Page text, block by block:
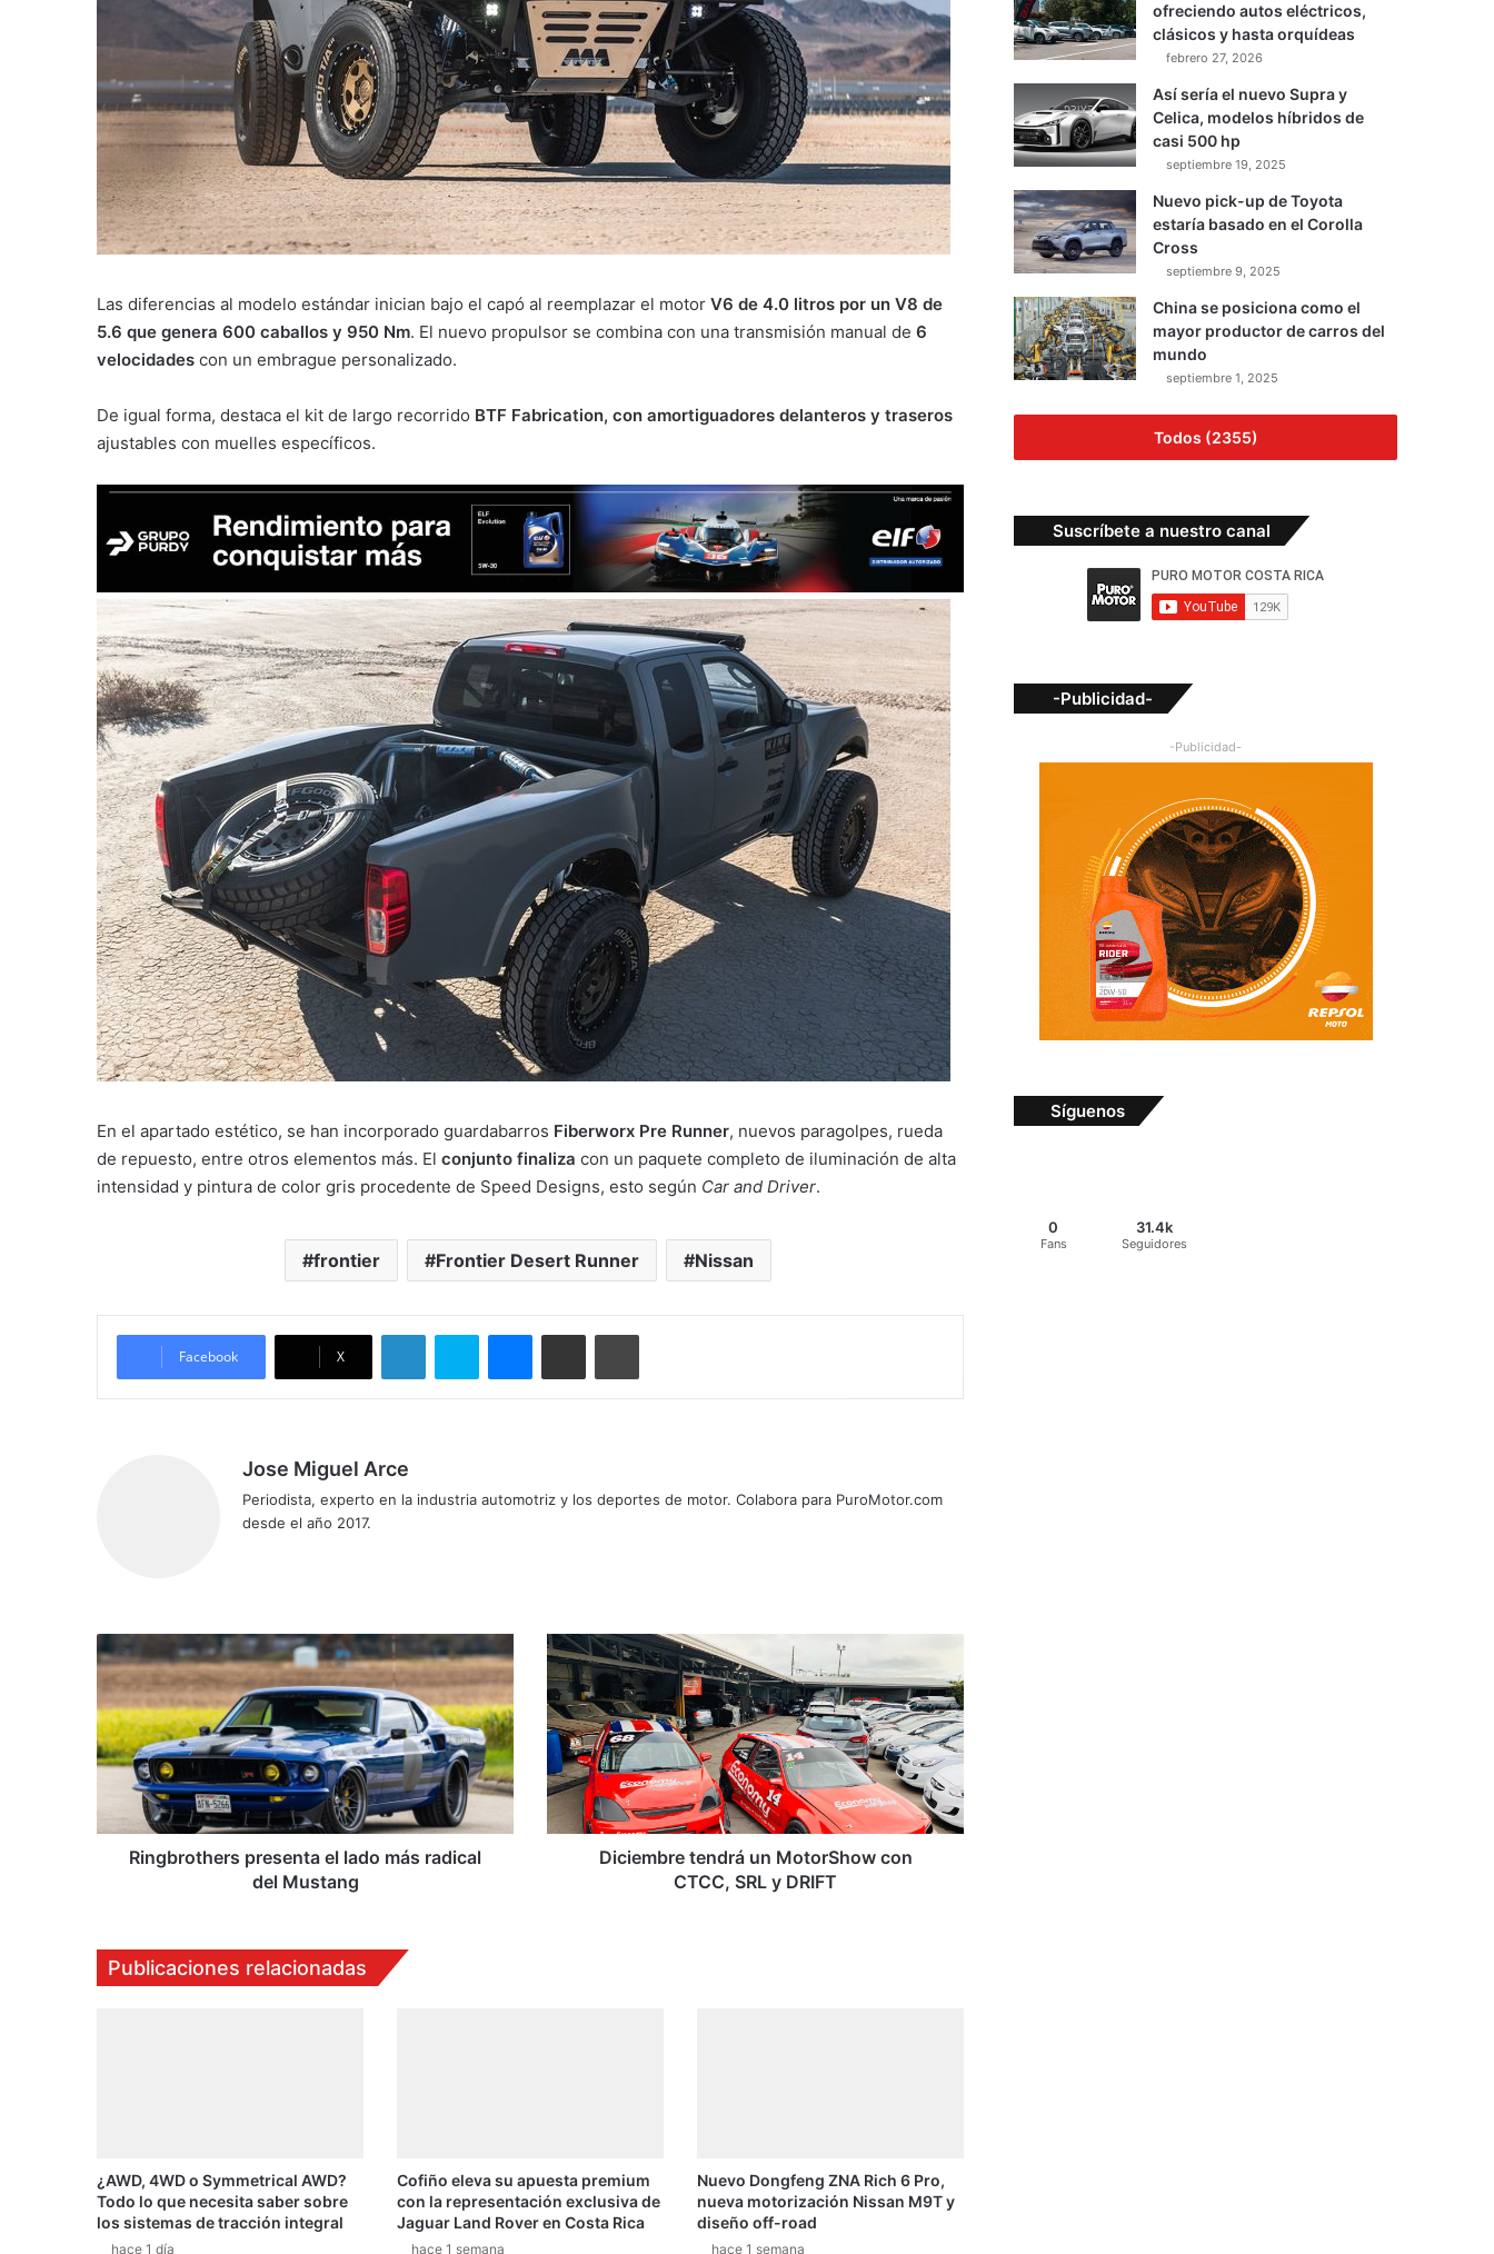
Las diferencias al modelo estándar inician bajo el capó al reemplazar el motor V6 de 4.0 litros por un V8 de
5.6 que genera 600 caballos y 950 Nm. El nuevo propulsor se combina con una transmisión manual de 6
velocidades con un embrague personalizado.
De igual forma, destaca el kit de largo recorrido BTF Fabrication, con amortiguadores delanteros y traseros
ajustables con muelles específicos.
En el apartado estético, se han incorporado guardabarros Fiberworx Pre Runner, nuevos paragolpes, rueda
de repuesto, entre otros elementos más. El conjunto finaliza con un paquete completo de iluminación de alta
intensidad y pintura de color gris procedente de Speed ​​Designs, esto según Car and Driver.
frontier Frontier Desert Runner Nissan
Facebook X
Jose Miguel Arce
Periodista, experto en la industria automotriz y los deportes de motor. Colabora para PuroMotor.com
desde el año 2017.
b
R
i
n
g
b
r
h
r
a
d
o
Ringbrothers presenta el lado más radical
del Mustang
D
i
c
i
e
m
b
e
h
o
w
Diciembre tendrá un MotorShow con
CTCC, SRL y DRIFT
Publicaciones relacionadas
¿AWD, 4WD o Symmetrical AWD?
Todo lo que necesita saber sobre
los sistemas de tracción integral
hace 1 día
Cofiño eleva su apuesta premium
con la representación exclusiva de
Jaguar Land Rover en Costa Rica
hace 1 semana
Nuevo Dongfeng ZNA Rich 6 Pro,
nueva motorización Nissan M9T y
diseño off-road
hace 1 semana
ofreciendo autos eléctricos,
clásicos y hasta orquídeas
febrero 27, 2026
Así sería el nuevo Supra y
Celica, modelos híbridos de
casi 500 hp
septiembre 19, 2025
Nuevo pick-up de Toyota
estaría basado en el Corolla
Cross
septiembre 9, 2025
China se posiciona como el
mayor productor de carros del
mundo
septiembre 1, 2025
Todos (2355)
Suscríbete a nuestro canal
-Publicidad-
-Publicidad-
Síguenos
0
Fans
31.4k
Seguidores